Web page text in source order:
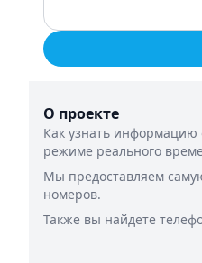
О проекте
Как узнать информацию
режиме реального
Мы предоставляем
номеров.
Также вы найдете